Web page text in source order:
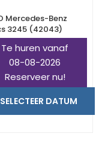
Mercedes-Benz
3245 (42043)
Te huren vanaf
08-08-2026
Reserveer nu!
SELECTEER DATUM